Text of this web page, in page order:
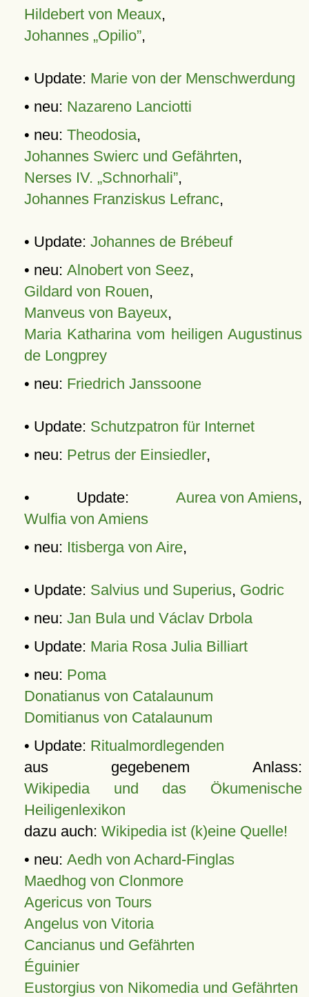
Hildebert von Meaux,
Johannes „Opilio”,
• Update: Marie von der Menschwerdung
• neu: Nazareno Lanciotti
• neu: Theodosia,
Johannes Swierc und Gefährten,
Nerses IV. „Schnorhali”,
Johannes Franziskus Lefranc,
• Update: Johannes de Brébeuf
• neu: Alnobert von Seez,
Gildard von Rouen,
Manveus von Bayeux,
Maria Katharina vom heiligen Augustinus
de Longprey
• neu: Friedrich Janssoone
• Update: Schutzpatron für Internet
• neu: Petrus der Einsiedler,
• Update: Aurea von Amiens,
Wulfia von Amiens
• neu: Itisberga von Aire,
• Update: Salvius und Superius, Godric
• neu: Jan Bula und Václav Drbola
• Update: Maria Rosa Julia Billiart
• neu: Poma
Donatianus von Catalaunum
Domitianus von Catalaunum
• Update: Ritualmordlegenden
aus gegebenem Anlass:
Wikipedia und das Ökumenische
Heiligenlexikon
dazu auch: Wikipedia ist (k)eine Quelle!
• neu: Aedh von Achard-Finglas
Maedhog von Clonmore
Agericus von Tours
Angelus von Vitoria
Cancianus und Gefährten
Éguinier
Eustorgius von Nikomedia und Gefährten